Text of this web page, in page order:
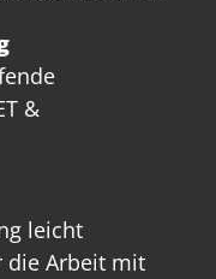
&
leicht
die Arbeit mit